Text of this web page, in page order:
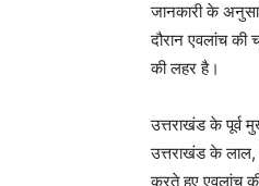
जानकारी के
दौरान एवलांच
की लहर है।
उत्तराखंड के पूर्व
उत्तराखंड के लाल,
करते हुए एवलांच